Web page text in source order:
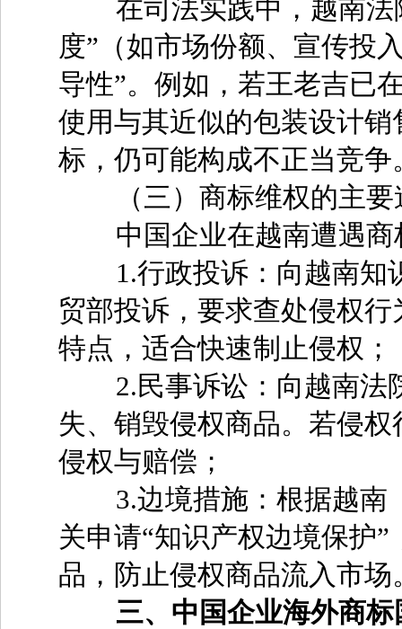
在司法实践中，越南法
度”（如市场份额、宣传投
导性”。例如，若王老吉已
使用与其近似的包装设计
标，仍可能构成不正当竞争
（三）商标维权的主要
中国企业在越南遭遇商
1.行政投诉：向越南知
贸部投诉，要求查处侵权
特点，适合快速制止侵权；
2.民事诉讼：向越南法
失、销毁侵权商品。若侵
侵权与赔偿；
3.边境措施：根据越南
关申请“知识产权边境保护
品，防止侵权商品流入市场
三、中国企业海外商